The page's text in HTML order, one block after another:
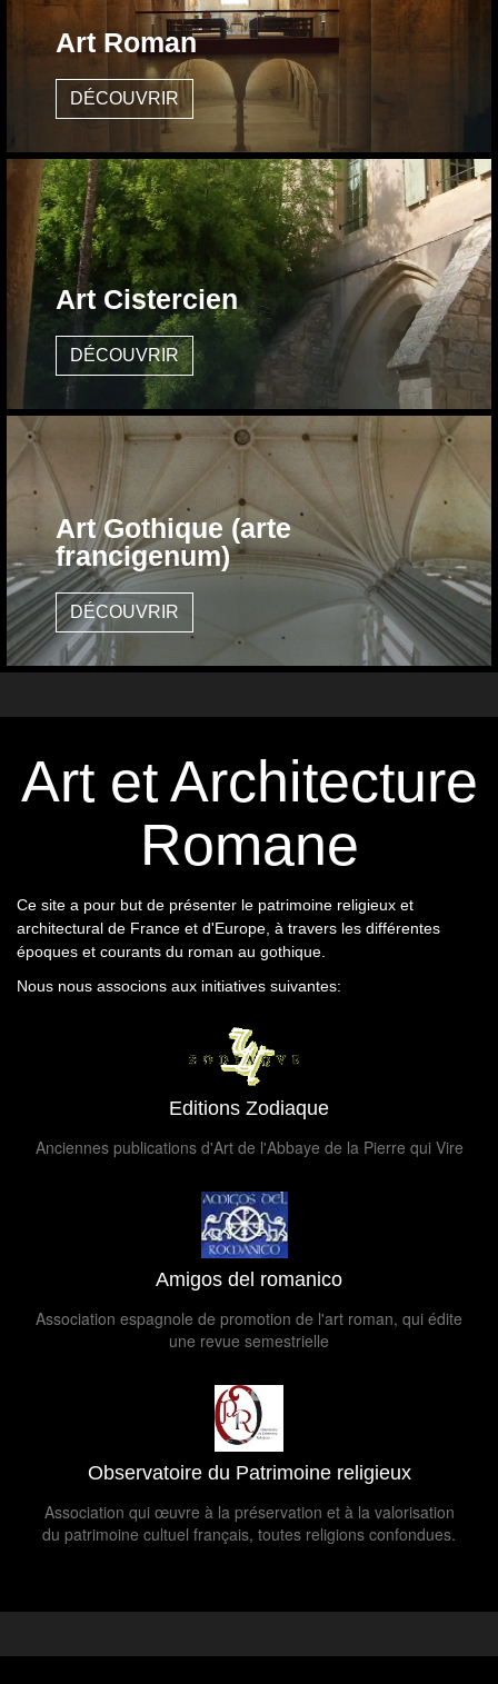
Art Roman
DÉCOUVRIR
Art Cistercien
DÉCOUVRIR
Art Gothique (arte
francigenum)
DÉCOUVRIR
Art et Architecture
Romane
Ce site a pour but de présenter le patrimoine religieux et
architectural de France et d'Europe, à travers les différentes
époques et courants du roman au gothique.
Nous nous associons aux initiatives suivantes:
Editions Zodiaque
Anciennes publications d'Art de l'Abbaye de la Pierre qui Vire
Amigos del romanico
Association espagnole de promotion de l'art roman, qui édite
une revue semestrielle
Observatoire du Patrimoine religieux
Association qui œuvre à la préservation et à la valorisation
du patrimoine cultuel français, toutes religions confondues.